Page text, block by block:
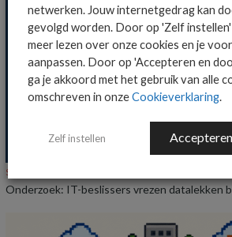
SECURITY
Onderzoek: IT-beslissers vrezen datalekken
netwerken. Jouw internetgedrag kan
gevolgd worden. Door op 'Zelf instellen'
meer lezen over onze cookies en je
aanpassen. Door op 'Accepteren en
ga je akkoord met het gebruik van alle
omschreven in onzeCookieverklaring.
Zelf instellen